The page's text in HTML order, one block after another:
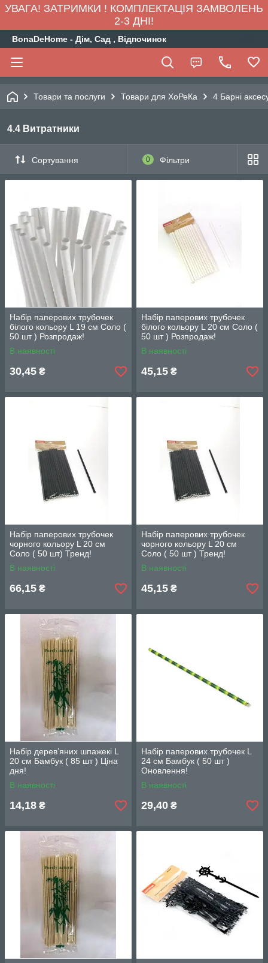
УВАГА! ЗАТРИМКИ ! КОМПЛЕКТАЦІЯ ЗАМВОЛЕНЬ
2-3 ДНІ!
BonaDeHome - Дім, Сад , Відпочинок
Товари та послуги Товари для ХоРеКа 4 Барні
4.4 Витратники
Сортування 0 Фільтри
Набіp паперових трубочек
білого кольору L 19 см Соло (
50 шт ) Розпродаж!
В наявності
30,45 ₴
Набіp паперових трубочек
білого кольору L 20 см Соло (
50 шт ) Розпродаж!
В наявності
45,15 ₴
Набіp паперових трубочек
чорного кольору L 20 см
Соло ( 50 шт) Тренд!
В наявності
66,15 ₴
Набіp паперових трубочек
чорного кольору L 20 см
Соло ( 50 шт ) Тренд!
В наявності
45,15 ₴
Набір дерев’яних шпажекі L
20 см Бамбук ( 85 шт ) Ціна
дня!
В наявності
14,18 ₴
Набіp паперових трубочек L
24 см Бамбук ( 50 шт )
Оновлення!
В наявності
29,40 ₴